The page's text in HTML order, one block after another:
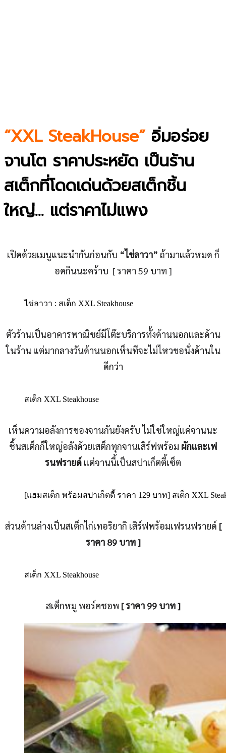
“XXL SteakHouse” อิ่มอร่อย
จานโต ราคาประหยัด เป็นร้าน
สเต็กที่โดดเด่นด้วยสเต็กชิ้น
ใหญ่… แต่ราคาไม่แพง
เปิดด้วยเมนูแนะนำกันก่อนกับ “ไข่ลาวา” ถ้ามาแล้วหมด ก็
อดกินนะคร้าบ [ ราคา 59 บาท ]
ไข่ลาวา : สเต็ก XXL Steakhouse
ตัวร้านเป็นอาคารพาณิชย์มีโต๊ะบริการทั้งด้านนอกและด้าน
ในร้าน แต่มากลางวันด้านนอกเห็นทีจะไม่ไหวขอนั่งด้านใน
ดีกว่า
สเต็ก XXL Steakhouse
เห็นความอลังการของจานกันยังครับ ไม่ใช่ใหญ่แค่จานนะ
ชิ้นสเต็กก็ใหญ่อลังด้วยเสต็กทุกจานเสิร์ฟพร้อม ผักและเฟ
รนฟรายด์ แต่จานนี้เป็นสปาเก็ตตี้เซ็ต
[แฮมสเต็ก พร้อมสปาเก็ตตี้ ราคา 129 บาท] สเต็ก XXL
ส่วนด้านล่างเป็นสเต็กไก่เทอริยากิ เสิร์ฟพร้อมเฟรนฟรายด์ [
ราคา 89 บาท ]
สเต็ก XXL Steakhouse
สเต็กหมู พอร์คชอพ [ ราคา 99 บาท ]